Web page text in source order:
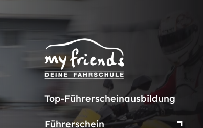
Top-Führerscheinausbildung
Führerschein